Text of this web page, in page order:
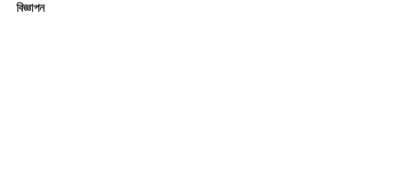
বিজ্ঞাপন